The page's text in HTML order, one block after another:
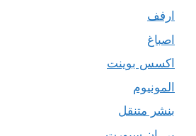
ارفف
اصباغ
اكسس بوينت
المونيوم
بنشر متنقل